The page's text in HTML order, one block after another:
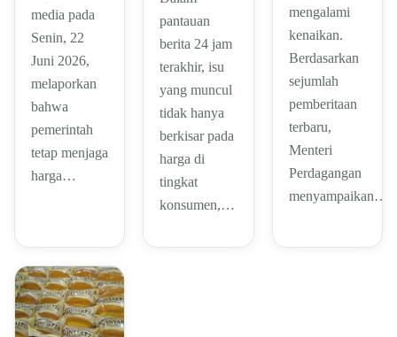
media pada
Senin, 22
Juni 2026,
melaporkan
bahwa
pemerintah
tetap menjaga
harga…
pantauan
berita 24 jam
terakhir, isu
yang muncul
tidak hanya
berkisar pada
harga di
tingkat
konsumen,…
mengalami
kenaikan.
Berdasarkan
sejumlah
pemberitaan
terbaru,
Menteri
Perdagangan
menyampaikan…